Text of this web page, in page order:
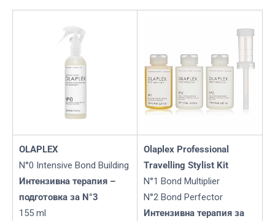
OLAPLEX
N°0 Intensive Bond Building
Интензивна терапия –
подготовка за N°3
155 ml
Olaplex Professional
Travelling Stylist Kit
N°1 Bond Multiplier
N°2 Bond Perfector
Интензивна терапия за